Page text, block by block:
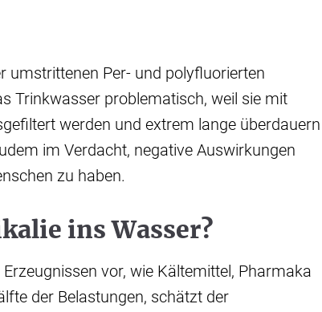
umstrittenen Per- und polyfluorierten
Trinkwasser problematisch, weil sie mit
werden und extrem lange überdauern
im Verdacht, negative Auswirkungen
zu haben.
ins Wasser?
vor, wie Kältemittel, Pharmaka
der Belastungen, schätzt der